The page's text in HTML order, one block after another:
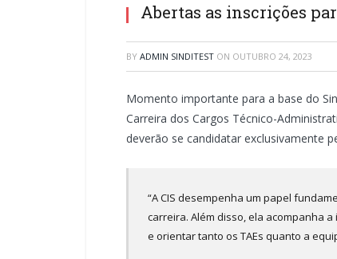
Abertas as inscrições
BY ADMIN SINDITEST ON OUTUBRO 24, 2023
Momento importante para a base do
Carreira dos Cargos Técnico-
deverão se candidatar exclusivamente
“A CIS desempenha um papel
carreira. Além disso, ela acompanha
e orientar tanto os TAEs quanto a